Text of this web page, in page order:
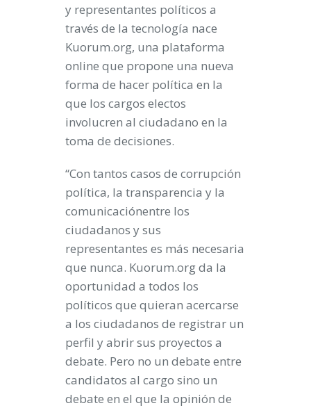
y representantes políticos a
través de la tecnología nace
Kuorum.org, una plataforma
online que propone una nueva
forma de hacer política en la
que los cargos electos
involucren al ciudadano en la
toma de decisiones.
“Con tantos casos de corrupción
política, la transparencia y la
comunicaciónentre los
ciudadanos y sus
representantes es más necesaria
que nunca. Kuorum.org da la
oportunidad a todos los
políticos que quieran acercarse
a los ciudadanos de registrar un
perfil y abrir sus proyectos a
debate. Pero no un debate entre
candidatos al cargo sino un
debate en el que la opinión de